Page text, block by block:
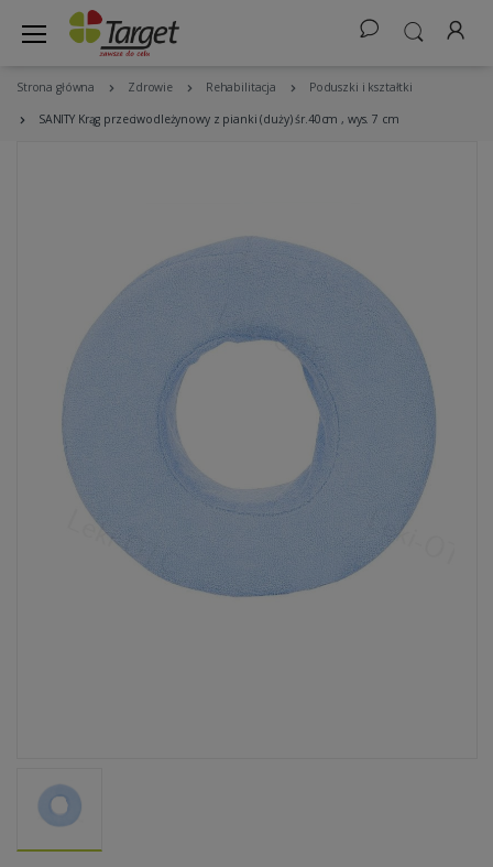
Strona główna Zdrowie Rehabilitacja Poduszki i kształtki
SANITY Krąg przeciwodleżynowy z pianki (duży) śr.40cm , wys. 7 cm